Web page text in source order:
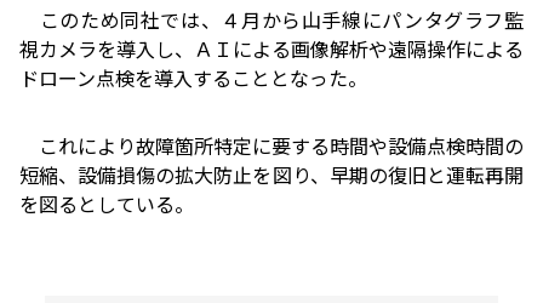
このため同社では、４月から山手線にパンタグラフ監
視カメラを導入し、ＡＩによる画像解析や遠隔操作による
ドローン点検を導入することとなった。
これにより故障箇所特定に要する時間や設備点検時間の
短縮、設備損傷の拡大防止を図り、早期の復旧と運転再開
を図るとしている。